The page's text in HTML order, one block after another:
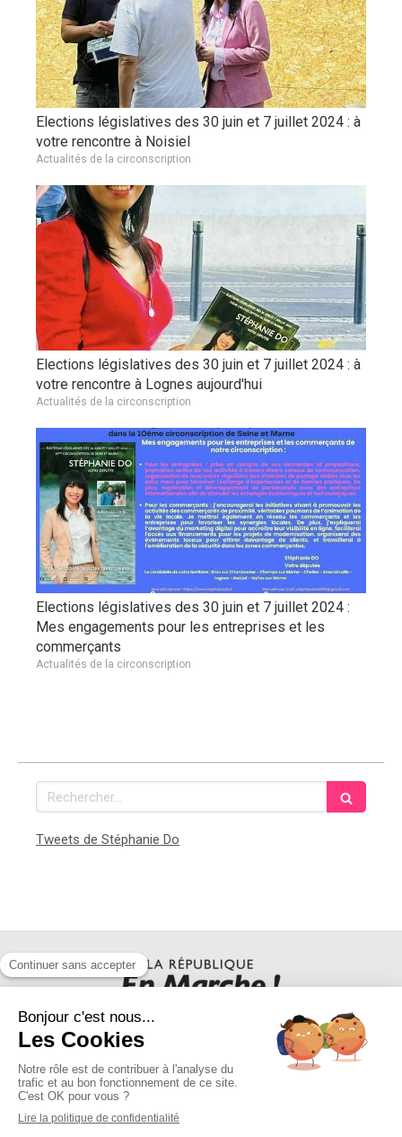
Elections législatives des 30 juin et 7 juillet 2024 : à
votre rencontre à Noisiel
Actualités de la circonscription
Elections législatives des 30 juin et 7 juillet 2024 : à
votre rencontre à Lognes aujourd'hui
Actualités de la circonscription
Elections législatives des 30 juin et 7 juillet 2024 :
Mes engagements pour les entreprises et les
commerçants
Actualités de la circonscription
Rechercher
Tweets de Stéphanie Do
SUIVEZ STEPHANIE DO SUR LES RESEAUX SOCIAUX